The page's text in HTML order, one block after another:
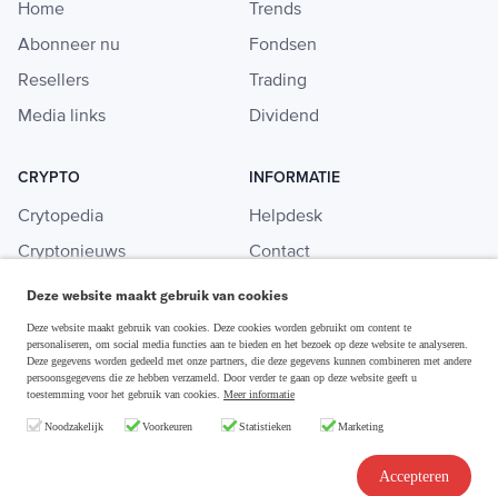
Home
Abonneer nu
Resellers
Media links
Trends
Fondsen
Trading
Dividend
CRYPTO
Crytopedia
Cryptonieuws
Crypto koopgids
Investeren in crypto
INFORMATIE
Helpdesk
Contact
Adverteren
Disclaimer & Privacy
Deze website maakt gebruik van cookies
Deze website maakt gebruik van cookies. Deze cookies worden gebruikt om content te
personaliseren, om social media functies aan te bieden en het bezoek op deze website te analyseren.
Deze gegevens worden gedeeld met onze partners, die deze gegevens kunnen combineren met andere
persoonsgegevens die ze hebben verzameld. Door verder te gaan op deze website geeft u
toestemming voor het gebruik van cookies. Meer informatie
Noodzakelijk Voorkeuren Statistieken Marketing
Accepteren